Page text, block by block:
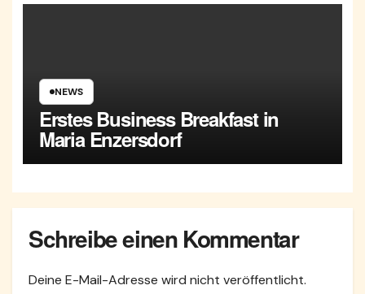
NEWS
Erstes Business Breakfast in
Maria Enzersdorf
Schreibe einen Kommentar
Deine E-Mail-Adresse wird nicht veröffentlicht.